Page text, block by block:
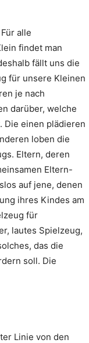
alle
findet man
fällt uns die
für unsere Kleinen
je nach
darüber, welche
Die einen plädieren
loben die
Eltern, deren
Eltern-
auf jene, denen
ihres Kindes am
für
lautes Spielzeug,
das die
soll. Die
Linie von den